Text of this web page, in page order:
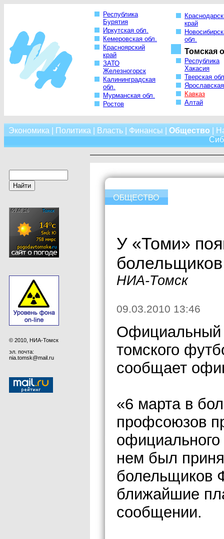
Республика
Бурятия
Иркутская обл.
Кемеровская обл.
Красноярский
край
ЗАТО
Железногорск
Калининградская
обл.
Мурманская обл.
Ростов
край
обл.
Томская
Республика
Хакасия
Тверская
Кавказ
Алтай
Экономика Политика Власть| Финансы Общество
© 2010, НИА-Томск
эл. почта:
nia.tomsk@mail.ru
У «Томи»
болельщиков
НИА-Томск
09.03.2010 13:46
Официальный
томского
сообщает
«6 марта в
профсоюзов
нем был
болельщиков
ближайшие
сообщении.